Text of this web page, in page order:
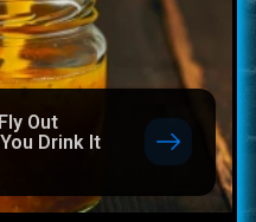
Out
Drink It